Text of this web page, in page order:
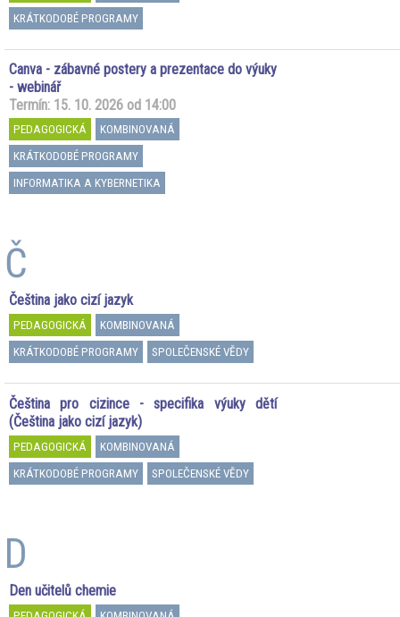
KRÁTKODOBÉ PROGRAMY
Canva - zábavné postery a prezentace do výuky
- webinář
Termín: 15. 10. 2026 od 14:00
PEDAGOGICKÁ
KOMBINOVANÁ
KRÁTKODOBÉ PROGRAMY
INFORMATIKA A KYBERNETIKA
Č
Čeština jako cizí jazyk
PEDAGOGICKÁ
KOMBINOVANÁ
KRÁTKODOBÉ PROGRAMY
SPOLEČENSKÉ VĚDY
Čeština pro cizince - specifika výuky dětí
(Čeština jako cizí jazyk)
PEDAGOGICKÁ
KOMBINOVANÁ
KRÁTKODOBÉ PROGRAMY
SPOLEČENSKÉ VĚDY
D
Den učitelů chemie